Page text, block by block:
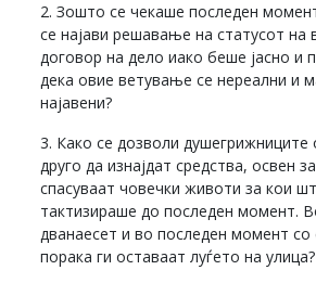
2. Зошто се чекаше последен
се најави решавање на статусот на
договор на дело иако беше јасно и
дека овие ветување се нереални и
најавени?
3. Како се дозволи душегрижниците
друго да изнајдат средства, освен
спасуваат човечки животи за кои
тактизираше до последен момент.
дванаесет и во последен момент со
порака ги оставаат луѓето на улица?